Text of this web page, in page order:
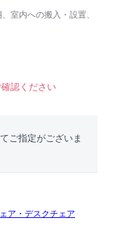
室内への搬入・設置、
認ください
ご指定がございま
ア・デスクチェア